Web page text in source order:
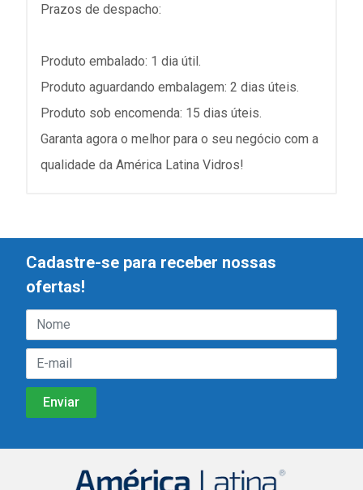
Prazos de despacho:
Produto embalado: 1 dia útil.
Produto aguardando embalagem: 2 dias úteis.
Produto sob encomenda: 15 dias úteis.
Garanta agora o melhor para o seu negócio com a
qualidade da América Latina Vidros!
Cadastre-se para receber nossas
ofertas!